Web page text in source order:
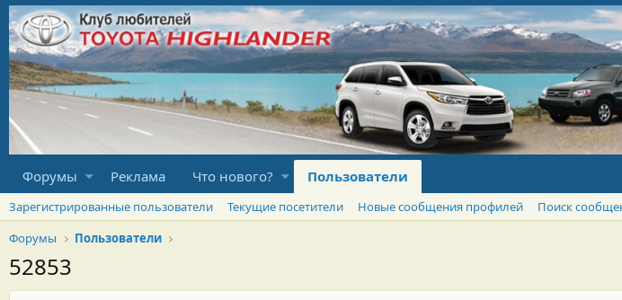
Форумы Реклама Что нового? Пользователи
Зарегистрированные пользователи Текущие посетители Новые сообщения профилей
Поиск
Форумы
Пользователи
52853